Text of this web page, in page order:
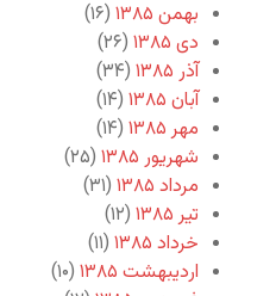
بهمن ۱۳۸۵
(۱۶)
دی ۱۳۸۵
(۲۶)
آذر ۱۳۸۵
(۳۴)
آبان ۱۳۸۵
(۱۴)
مهر ۱۳۸۵
(۱۴)
شهریور ۱۳۸۵
(۲۵)
مرداد ۱۳۸۵
(۳۱)
تیر ۱۳۸۵
(۱۲)
خرداد ۱۳۸۵
(۱۱)
اردیبهشت ۱۳۸۵
(۱۰)